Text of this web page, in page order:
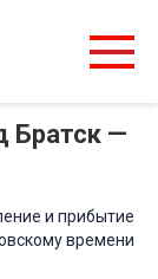
Братск —
и прибытие
времени